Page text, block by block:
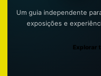
Um guia independente
exposições e
Explorar